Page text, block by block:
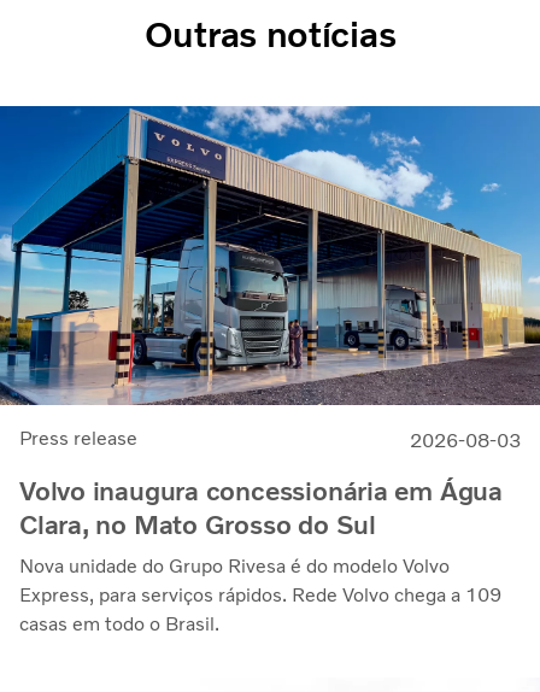
Outras notícias
Press release 2026-08-03
Volvo inaugura concessionária em Água
Clara, no Mato Grosso do Sul
Nova unidade do Grupo Rivesa é do modelo Volvo
Express, para serviços rápidos. Rede Volvo chega a 109
casas em todo o Brasil.